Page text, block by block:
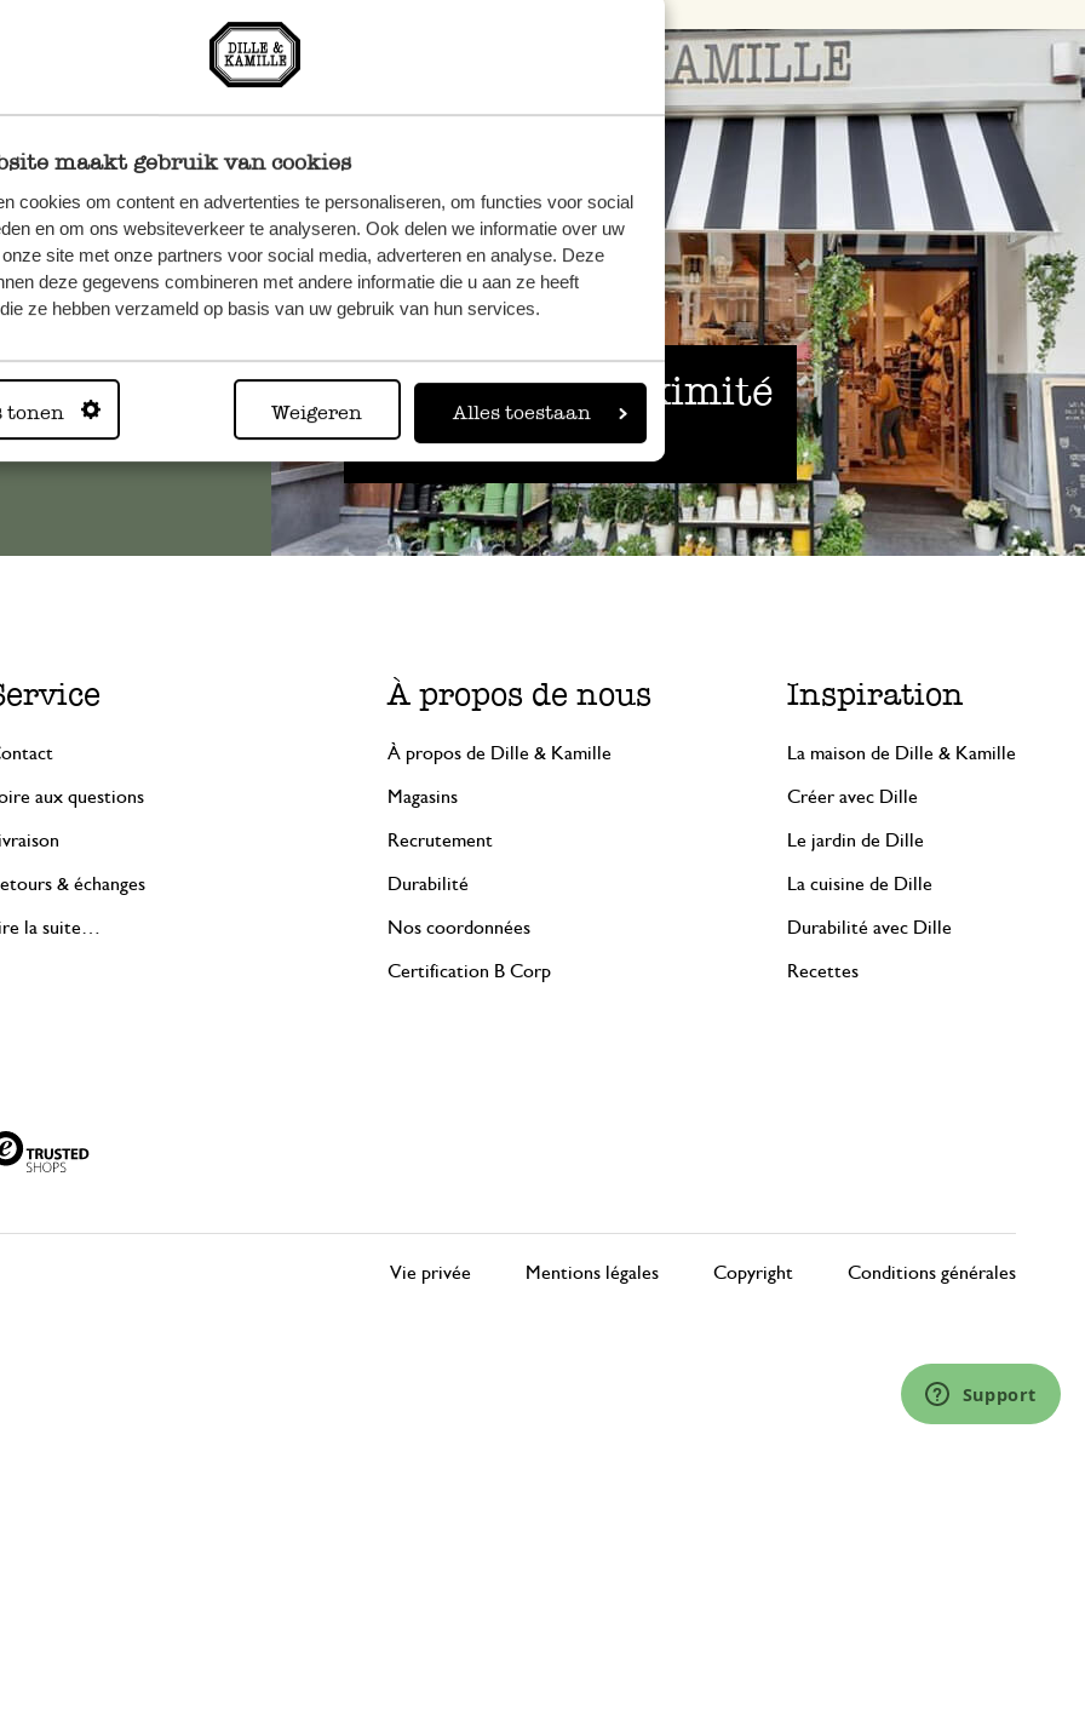
maakt gebruik van cookies
cookies om content en advertenties te personaliseren, om functies voor social
en om ons websiteverkeer te analyseren. Ook delen we informatie over uw
site met onze partners voor social media, adverteren en analyse. Deze
deze gegevens combineren met andere informatie die u aan ze heeft
ze hebben verzameld op basis van uw gebruik van hun services.
tonen Weigeren Alles toestaan
Toujours à proximité
Voir les 62 magasins
veuillez
aux questions
& échanges
la suite…
À propos de nous
À propos de Dille & Kamille
Magasins
Recrutement
Durabilité
Nos coordonnées
Certification B Corp
Inspiration
La maison de Dille & Kamille
Créer avec Dille
Le jardin de Dille
La cuisine de Dille
Durabilité avec Dille
Recettes
Vie privée Mentions légales Copyright Conditions générales
Support